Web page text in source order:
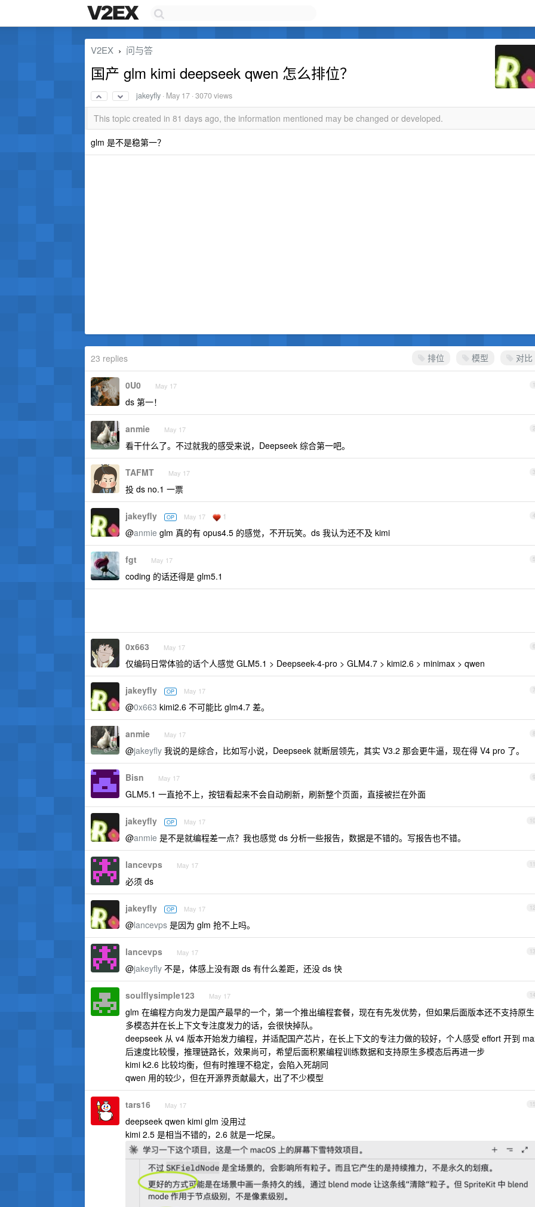
V2EX › 问与答
国产 glm kimi deepseek qwen 怎么排位？
jakeyfly · May 17 · 3070 views
This topic created in 81 days ago, the information mentioned may be changed or developed.
glm 是不是稳第一？
排位 模型 对比
23 replies
1
0U0 May 17
ds 第一！
2
anmie May 17
看干什么了。不过就我的感受来说，Deepseek 综合第一吧。
3
TAFMT May 17
投 ds no.1 一票
4
jakeyfly OP May 17 1
@anmie glm 真的有 opus4.5 的感觉，不开玩笑。ds 我认为还不及 kimi
5
fgt May 17
coding 的话还得是 glm5.1
6
0x663 May 17
仅编码日常体验的话个人感觉 GLM5.1 > Deepseek-4-pro > GLM4.7 > kimi2.6 > minimax > qwen
7
jakeyfly OP May 17
@0x663 kimi2.6 不可能比 glm4.7 差。
8
anmie May 17
@jakeyfly 我说的是综合，比如写小说，Deepseek 就断层领先，其实 V3.2 那会更牛逼，现在得 V4 pro 了。
9
Bisn May 17
GLM5.1 一直抢不上，按钮看起来不会自动刷新，刷新整个页面，直接被拦在外面
10
jakeyfly OP May 17
@anmie 是不是就编程差一点？我也感觉 ds 分析一些报告，数据是不错的。写报告也不错。
11
lancevps May 17
必须 ds
12
jakeyfly OP May 17
@lancevps 是因为 glm 抢不上吗。
13
lancevps May 17
@jakeyfly 不是，体感上没有跟 ds 有什么差距，还没 ds 快
14
soulflysimple123 May 17
glm 在编程方向发力是国产最早的一个，第一个推出编程套餐，现在有先发优势，但如果后面版本还不支持原生
多模态并在长上下文专注度发力的话，会很快掉队。
deepseek 从 v4 版本开始发力编程，并适配国产芯片，在长上下文的专注力做的较好，个人感受 effort 开到
后速度比较慢，推理链路长，效果尚可，希望后面积累编程训练数据和支持原生多模态后再进一步
kimi k2.6 比较均衡，但有时推理不稳定，会陷入死胡同
qwen 用的较少，但在开源界贡献最大，出了不少模型
15
tars16 May 17
deepseek qwen kimi glm 没用过
kimi 2.5 是相当不错的，2.6 就是一坨屎。